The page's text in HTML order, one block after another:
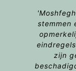
stemmen
zijn